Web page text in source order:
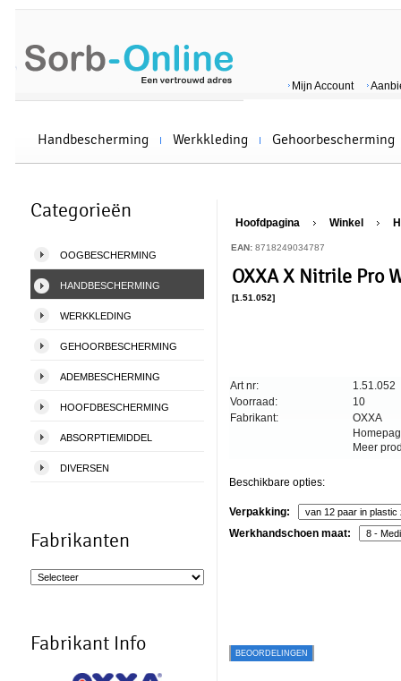
Mijn Account
Handbescherming Werkkleding Gehoorbescherming
Categorieën
OOGBESCHERMING
HANDBESCHERMING
WERKKLEDING
GEHOORBESCHERMING
ADEMBESCHERMING
HOOFDBESCHERMING
ABSORPTIEMIDDEL
DIVERSEN
Fabrikanten
Fabrikant Info
Hoofdpagina Winkel
EAN: 8718249034787
OXXA X Nitrile Pro
[1.51.052]
Art nr:
Voorraad:
Fabrikant:
1.51.052
10
OXXA
Meer
Beschikbare opties:
Verpakking:
Werkhandschoen maat:
BEOORDELINGEN